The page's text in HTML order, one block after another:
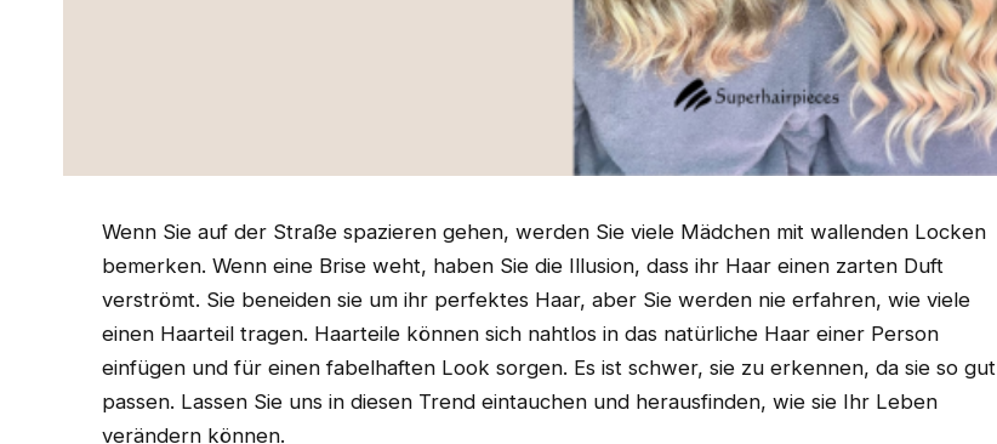
Wenn Sie auf der Straße spazieren gehen, werden Sie viele Mädchen mit wallenden Locken
bemerken. Wenn eine Brise weht, haben Sie die Illusion, dass ihr Haar einen zarten Duft
verströmt. Sie beneiden sie um ihr perfektes Haar, aber Sie werden nie erfahren, wie viele
einen Haarteil tragen. Haarteile können sich nahtlos in das natürliche Haar einer Person
einfügen und für einen fabelhaften Look sorgen. Es ist schwer, sie zu erkennen, da sie so gut
passen. Lassen Sie uns in diesen Trend eintauchen und herausfinden, wie sie Ihr Leben
verändern können.